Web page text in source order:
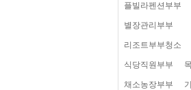
플빌라펜션부부
별장관리부부
리조트부부청소
식당직원부부
채소농장부부